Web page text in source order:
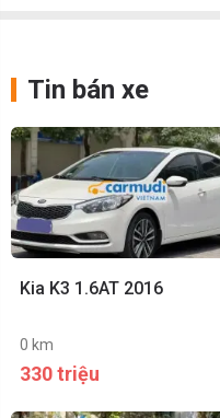
Tin bán xe
Kia K3 1.6AT 2016
0 km
330 triệu